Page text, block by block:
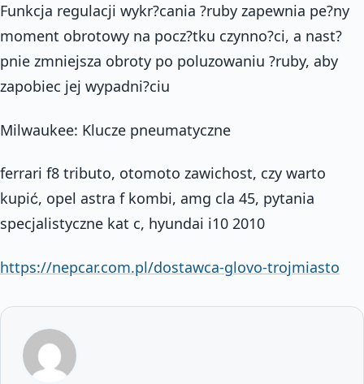
Funkcja regulacji wykr?cania ?ruby zapewnia pe?ny
moment obrotowy na pocz?tku czynno?ci, a nast?
pnie zmniejsza obroty po poluzowaniu ?ruby, aby
zapobiec jej wypadni?ciu
Milwaukee: Klucze pneumatyczne
ferrari f8 tributo, otomoto zawichost, czy warto
kupić, opel astra f kombi, amg cla 45, pytania
specjalistyczne kat c, hyundai i10 2010
https://nepcar.com.pl/dostawca-glovo-trojmiasto